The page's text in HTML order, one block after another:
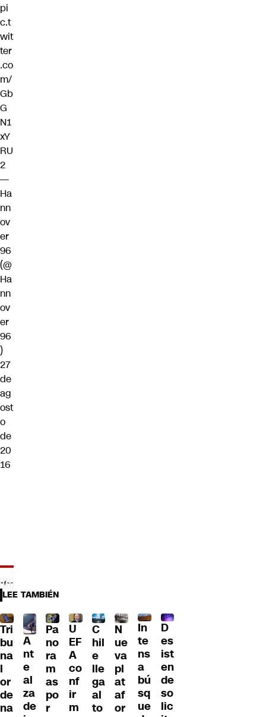
pi
c.t
wit
ter
.co
m/
Gb
G
N1
xY
RU
2
—
Ha
nn
ov
er
96
(@
Ha
nn
ov
er
96
)
27
de
ag
ost
o
de
20
16
LEE TAMBIÉN
Tri
bu
na
l
or
de
na
A
nt
e
al
za
de
Pa
no
ra
m
as
po
r
U
EF
A
co
nf
ir
m
C
hil
e
lle
ga
al
to
N
ue
va
pl
at
af
or
In
te
ns
a
bú
sq
ue
D
es
ist
en
de
so
lic